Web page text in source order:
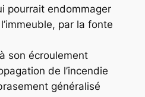
pourrait endommager
par la fonte
son écroulement
de l’incendie
généralisé